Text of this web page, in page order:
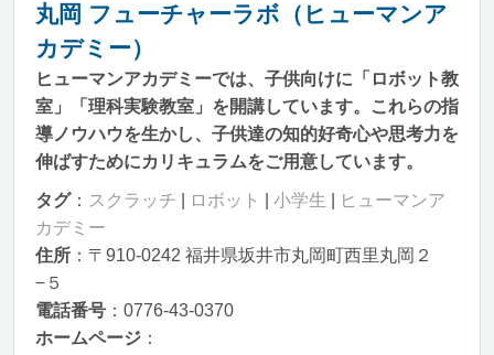
丸岡 フューチャーラボ（ヒューマンア
カデミー）
ヒューマンアカデミーでは、子供向けに「ロボット教
室」「理科実験教室」を開講しています。これらの指
導ノウハウを生かし、子供達の知的好奇心や思考力を
伸ばすためにカリキュラムをご用意しています。
タグ： スクラッチ ロボット 小学生
ヒューマンア
カデミー
住所 ：〒910-0242 福井県坂井市丸岡町西里丸岡２
−５
電話番号 ：0776-43-0370
ホームページ ：